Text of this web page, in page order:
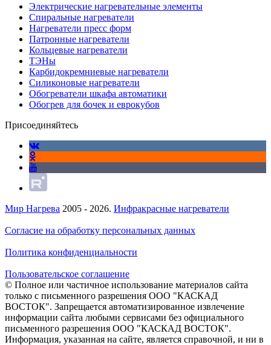
Электрические нагревательные элементы
Спиральные нагреватели
Нагреватели пресс форм
Патронные нагреватели
Кольцевые нагреватели
ТЭНы
Карбидокремниевые нагреватели
Силиконовые нагреватели
Обогреватели шкафа автоматики
Обогрев для бочек и еврокубов
Присоединяйтесь
Мир Нагрева 2005 - 2026. Инфракрасные нагреватели
Согласие на обработку персональных данных
Политика конфиденциальности
Пользовательское соглашение
© Полное или частичное использование материалов сайта
только с письменного разрешения ООО "КАСКАД
ВОСТОК". Запрещается автоматизированное извлечение
информации сайта любыми сервисами без официального
письменного разрешения ООО "КАСКАД ВОСТОК".
Информация, указанная на сайте, является справочной, и ни в